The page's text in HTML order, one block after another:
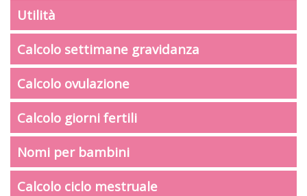
Utilità
Calcolo settimane gravidanza
Calcolo ovulazione
Calcolo giorni fertili
Nomi per bambini
Calcolo ciclo mestruale